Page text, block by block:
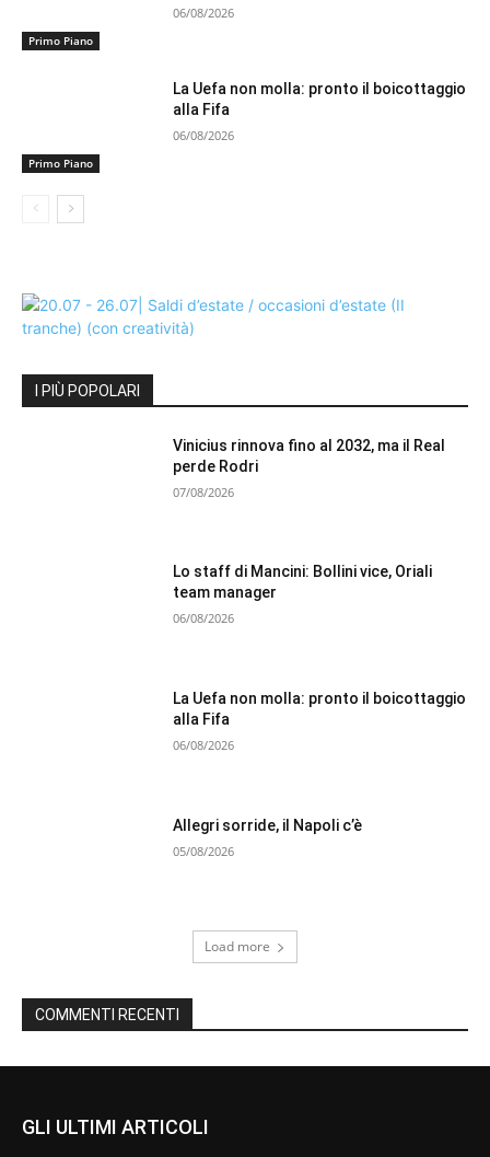
Primo Piano
06/08/2026
Primo Piano
La Uefa non molla: pronto il boicottaggio
alla Fifa
06/08/2026
I PIÙ POPOLARI
Vinicius rinnova fino al 2032, ma il Real
perde Rodri
07/08/2026
Lo staff di Mancini: Bollini vice, Oriali
team manager
06/08/2026
La Uefa non molla: pronto il boicottaggio
alla Fifa
06/08/2026
Allegri sorride, il Napoli c’è
05/08/2026
Load more
COMMENTI RECENTI
GLI ULTIMI ARTICOLI